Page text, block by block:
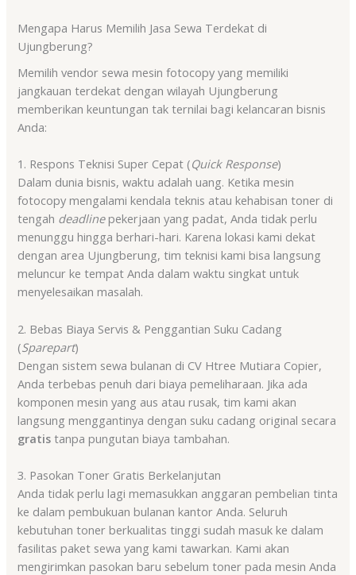
Mengapa Harus Memilih Jasa Sewa Terdekat di
Ujungberung?
Memilih vendor sewa mesin fotocopy yang memiliki
jangkauan terdekat dengan wilayah Ujungberung
memberikan keuntungan tak ternilai bagi kelancaran bisnis
Anda:
1. Respons Teknisi Super Cepat (Quick Response)
Dalam dunia bisnis, waktu adalah uang. Ketika mesin
fotocopy mengalami kendala teknis atau kehabisan toner di
tengah deadlinepekerjaan yang padat, Anda tidak perlu
menunggu hingga berhari-hari. Karena lokasi kami dekat
dengan area Ujungberung, tim teknisi kami bisa langsung
meluncur ke tempat Anda dalam waktu singkat untuk
menyelesaikan masalah.
2. Bebas Biaya Servis & Penggantian Suku Cadang
(Sparepart)
Dengan sistem sewa bulanan di CV Htree Mutiara Copier,
Anda terbebas penuh dari biaya pemeliharaan. Jika ada
komponen mesin yang aus atau rusak, tim kami akan
langsung menggantinya dengan suku cadang original secara
gratis tanpa pungutan biaya tambahan.
3. Pasokan Toner Gratis Berkelanjutan
Anda tidak perlu lagi memasukkan anggaran pembelian tinta
ke dalam pembukuan bulanan kantor Anda. Seluruh
kebutuhan toner berkualitas tinggi sudah masuk ke dalam
fasilitas paket sewa yang kami tawarkan. Kami akan
mengirimkan pasokan baru sebelum toner pada mesin Anda